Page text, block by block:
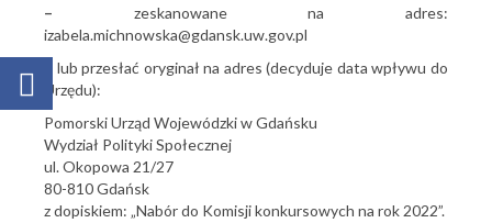
– zeskanowane na adres:
izabela.michnowska@gdansk.uw.gov.pl
– lub przesłać oryginał na adres (decyduje data wpływu do
Urzędu):
Pomorski Urząd Wojewódzki w Gdańsku
Wydział Polityki Społecznej
ul. Okopowa 21/27
80-810 Gdańsk
z dopiskiem: „Nabór do Komisji konkursowych na rok 2022”.